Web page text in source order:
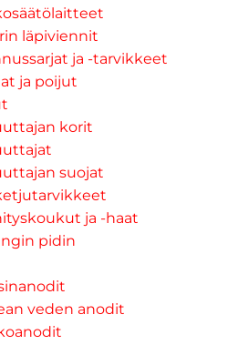
läpiviennit
ja -tarvikkeet
ja poijut
korit
suojat
ja -haat
pidin
veden anodit